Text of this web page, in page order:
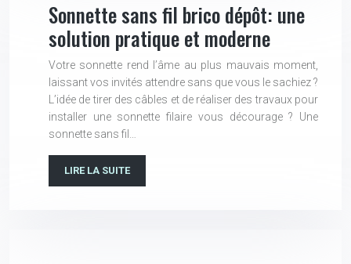
Sonnette sans fil brico dépôt: une
solution pratique et moderne
Votre sonnette rend l’âme au plus mauvais moment,
laissant vos invités attendre sans que vous le sachiez ?
L’idée de tirer des câbles et de réaliser des travaux pour
installer une sonnette filaire vous décourage ? Une
sonnette sans fil…
LIRE LA SUITE